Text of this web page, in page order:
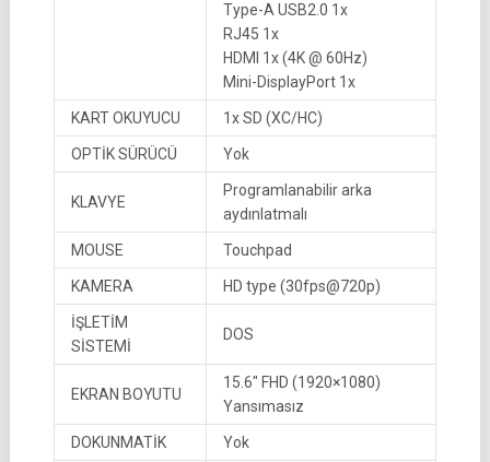
Type-A USB2.0 1x
RJ45 1x
HDMI 1x (4K @ 60Hz)
Mini-DisplayPort 1x
KART OKUYUCU 1x SD (XC/HC)
OPTİK SÜRÜCÜ Yok
KLAVYE
Programlanabilir arka
aydınlatmalı
MOUSE Touchpad
KAMERA HD type (30fps@720p)
İŞLETİM
SİSTEMİ
DOS
EKRAN BOYUTU
15.6″ FHD (1920×1080)
Yansımasız
DOKUNMATİK Yok